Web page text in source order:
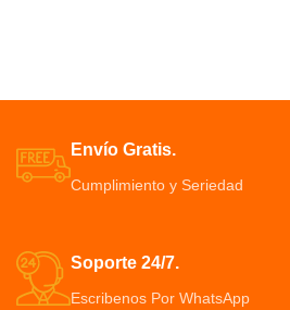
USB.
Maquina Barbera Inalámbrica .
Envío Gratis.
Cumplimiento y Seriedad
Soporte 24/7.
Escribenos Por WhatsApp